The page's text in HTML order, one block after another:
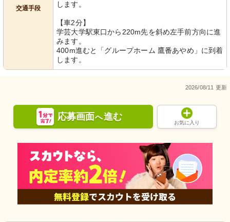
交通手段 します。
【車2分】
学芸大学駅東口から220m先を斜め左手前方向に進
みます。
400m進むと「グループホーム 鷹番あやめ」に到着
します。
2026/08/11 更新
応募画面へ進む
お気に入り